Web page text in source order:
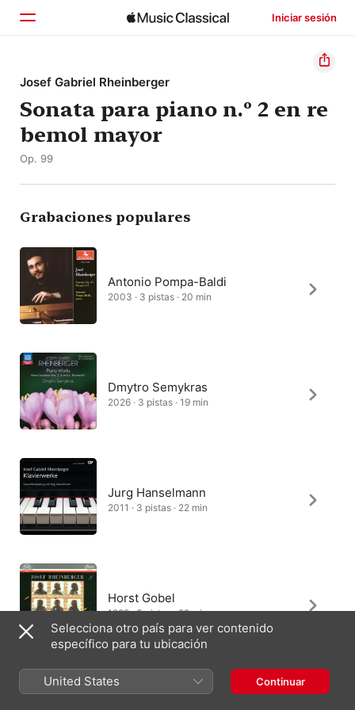
Iniciar sesión
Inicio
Explorar
Buscar
Josef Gabriel Rheinberger
Sonata para piano n.º 2 en re
bemol mayor
Op. 99
Grabaciones populares
Antonio Pompa-Baldi
2003 · 3 pistas · 20 min
Dmytro Semykras
2026 · 3 pistas · 19 min
Jurg Hanselmann
2011 · 3 pistas · 22 min
Horst Gobel
1989 · 3 pistas · 22 min
Selecciona otro país para ver contenido
específico para tu ubicación
United States Continuar